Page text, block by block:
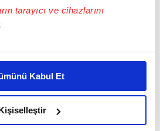
tarayıcı ve cihazlarını
halinde sizlere özel
yaşatabiliriz. Bunu yaparken
iyi bir reklam deneyimi sunmak
içerikleri sunabilmek adına
gösterdiğimizi ve bu noktada,
Kabul Et